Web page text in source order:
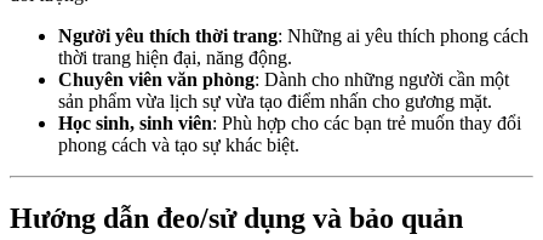
Người yêu thích thời trang: Những ai yêu thích phong cách
thời trang hiện đại, năng động.
Chuyên viên văn phòng: Dành cho những người cần một
sản phẩm vừa lịch sự vừa tạo điểm nhấn cho gương mặt.
Học sinh, sinh viên: Phù hợp cho các bạn trẻ muốn thay đổi
phong cách và tạo sự khác biệt.
Hướng dẫn đeo/sử dụng và bảo quản